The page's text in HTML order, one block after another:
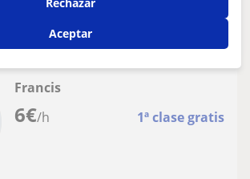
6€/h 1ª clase gratis
Francis
Aceptar